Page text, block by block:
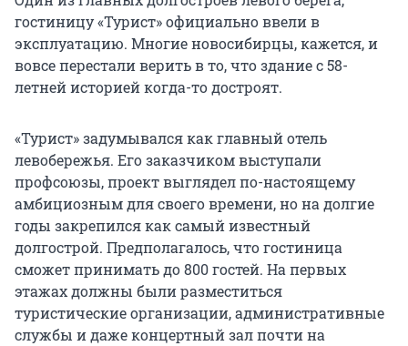
гостиницу «Турист» официально ввели в
эксплуатацию. Многие новосибирцы, кажется, и
вовсе перестали верить в то, что здание с 58-
летней историей когда-то достроят.
«Турист» задумывался как главный отель
левобережья. Его заказчиком выступали
профсоюзы, проект выглядел по-настоящему
амбициозным для своего времени, но на долгие
годы закрепился как самый известный
долгострой. Предполагалось, что гостиница
сможет принимать до 800 гостей. На первых
этажах должны были разместиться
туристические организации, административные
службы и даже концертный зал почти на